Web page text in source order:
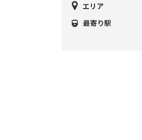
エリア
最寄り駅